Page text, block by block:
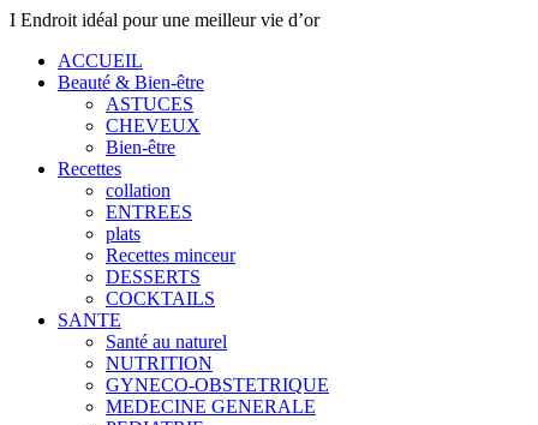
I Endroit idéal pour une meilleur vie d’or
ACCUEIL
Beauté & Bien-être
ASTUCES
CHEVEUX
Bien-être
Recettes
collation
ENTREES
plats
Recettes minceur
DESSERTS
COCKTAILS
SANTE
Santé au naturel
NUTRITION
GYNECO-OBSTETRIQUE
MEDECINE GENERALE